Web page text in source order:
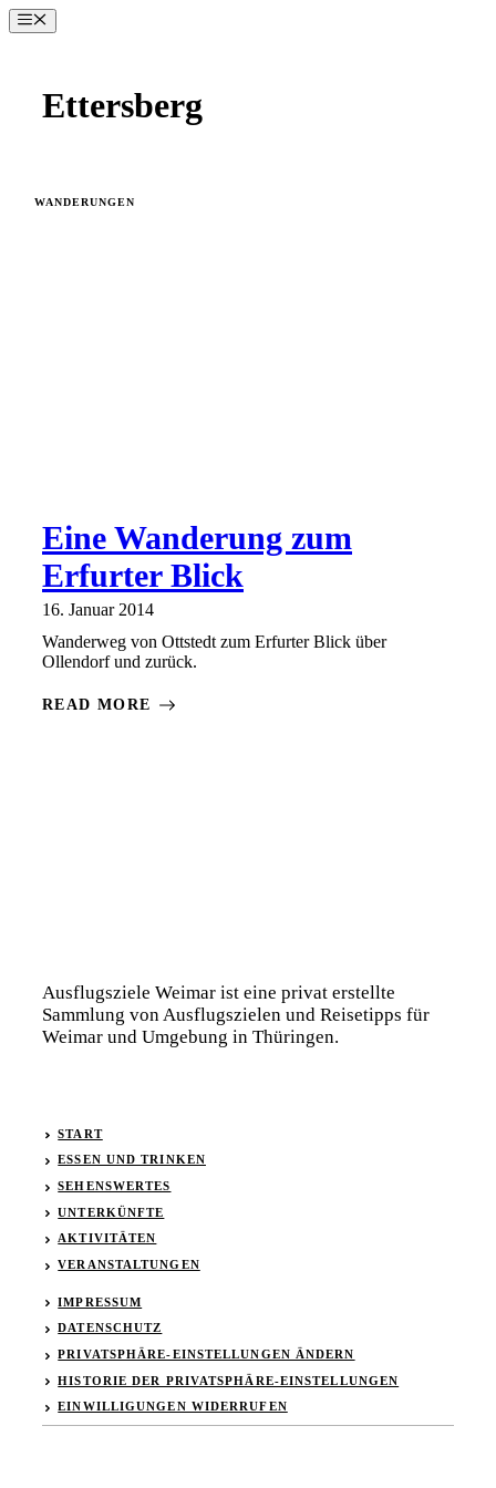
Zum
Inhalt
Menü
Ettersberg
WANDERUNGEN
Eine Wanderung zum
Erfurter Blick
16. Januar 2014
Wanderweg von Ottstedt zum Erfurter Blick über
Ollendorf und zurück.
READ MORE
Ausflugsziele Weimar ist eine privat erstellte
Sammlung von Ausflugszielen und Reisetipps für
Weimar und Umgebung in Thüringen.
START
ESSEN UND TRINKEN
SEHENSWERTES
UNTERKÜNFTE
AKTIVITÄTEN
VERANSTALTUNGEN
IMPRESSUM
DATENSCHUTZ
PRIVATSPHÄRE-EINSTELLUNGEN ÄNDERN
HISTORIE DER PRIVATSPHÄRE-EINSTELLUNGEN
EINWILLIGUNGEN WIDERRUFEN